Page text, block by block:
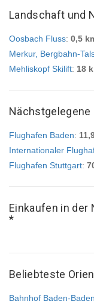
Landschaft und
Oosbach Fluss: 0,5
Merkur, Bergbahn-
Mehliskopf Skilift: 18
Nächstgelegene
Flughafen Baden:
Internationaler
Flughafen Stuttgart:
Einkaufen in der
*
Beliebteste
Bahnhof Baden-Baden